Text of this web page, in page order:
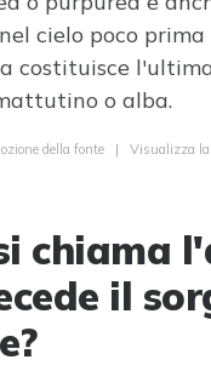
cielo poco prima
costituisce
o alba.
della fonte | Visualizza
chiama
il